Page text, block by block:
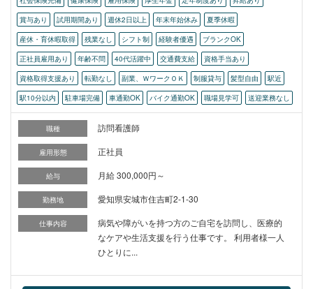
賞与あり
試用期間あり 週休2日以上 年末年始休み
夏季休暇
産休・育休暇取得
残業なし シフト制 経験者優遇
ブランクOK
正社員雇用あり
年齢不問 40代活躍中 交通費支給
資格手当あり
資格取得支援あり
転勤なし 副業、ＷワークＯＫ 制服貸与 髪型自由
駅近
駅10分以内
駐車場完備 車通勤OK バイク通勤OK 職場見学可 送迎業務なし
職種 訪問看護師
雇用形態 正社員
給与 月給 300,000円～
勤務地 愛知県安城市住吉町2-1-30
仕事内容
病気や障がいを持つ方のご自宅を訪問し、医療的
なケアや生活支援を行う仕事です。 利用者様一人
ひとりに...